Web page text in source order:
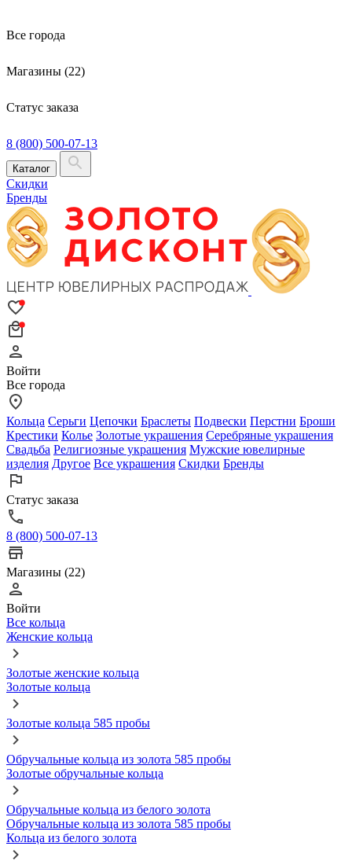
Все города
Магазины (22)
Статус заказа
8 (800) 500-07-13
Каталог
Скидки
Бренды
Войти
Все города
Кольца Серьги Цепочки Браслеты Подвески Перстни Броши
Крестики Колье Золотые украшения Серебряные украшения
Свадьба Религиозные украшения Мужские ювелирные
изделия Другое Все украшения Скидки Бренды
Статус заказа
8 (800) 500-07-13
Магазины (22)
Войти
Все кольца
Женские кольца
Золотые женские кольца
Золотые кольца
Золотые кольца 585 пробы
Обручальные кольца из золота 585 пробы
Золотые обручальные кольца
Обручальные кольца из белого золота
Обручальные кольца из золота 585 пробы
Кольца из белого золота